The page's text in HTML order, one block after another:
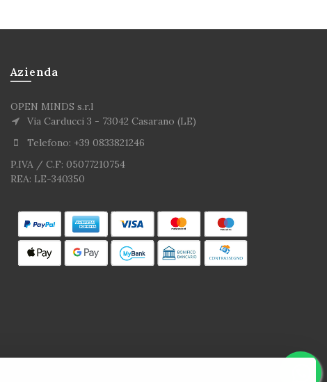
Azienda
OPEN MINDS s.r.l
Via Carducci 3 - 73042 Casarano (LE)
Telefono: +39 0833821246
P.IVA / C.F: 05077210754
REA: LE-340350